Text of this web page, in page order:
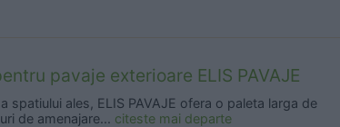
pavaje exterioare ELIS PAVAJE
spatiului ales, ELIS PAVAJE ofera o paleta larga de
de amenajare... citeste mai departe